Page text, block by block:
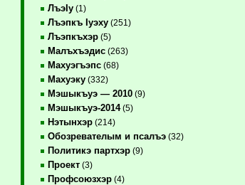
ЛъэIу(1)
Лъэпкъ Iуэху(251)
Лъэпкъхэр(5)
Малъхъэдис(263)
Махуэгъэпс(68)
Махуэку(332)
Мэшыкъуэ — 2010(9)
Мэшыкъуэ-2014(5)
Нэтынхэр(214)
Обозревателым и псалъэ(32)
Политикэ партхэр(9)
Проект(3)
Профсоюзхэр(4)